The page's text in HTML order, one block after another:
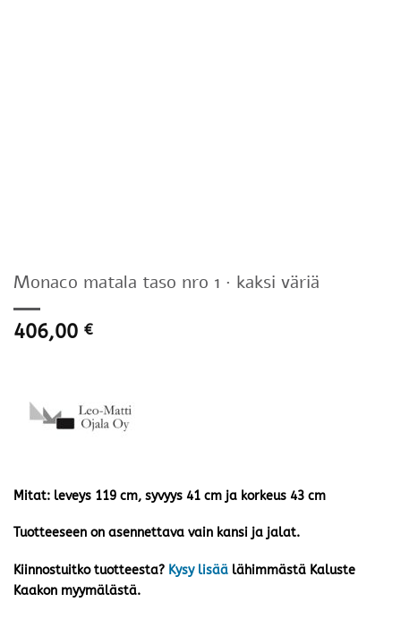
Monaco matala taso nro 1 · kaksi väriä
406,00 €
Mitat: leveys 119 cm, syvyys 41 cm ja korkeus 43 cm
Tuotteeseen on asennettava vain kansi ja jalat.
Kiinnostuitko tuotteesta? Kysy lisää lähimmästä Kaluste
Kaakon myymälästä.